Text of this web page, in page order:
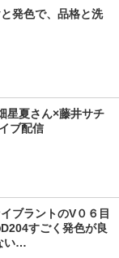
発色で、品格と洗
星夏さん×藤井サチ
ブ配信
ブラントのV０６目
すごく発色が良
い…